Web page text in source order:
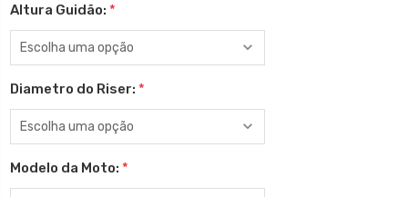
Altura Guidão: *
Diametro do Riser: *
Modelo da Moto: *